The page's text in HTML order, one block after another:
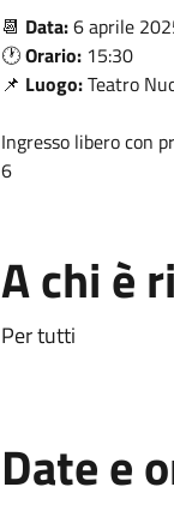
📆 Data:6 aprile
🕐Orario: 15:30
📌 Luogo:Teatro
Ingresso libero con
6
A chi è
Per tutti
Date e